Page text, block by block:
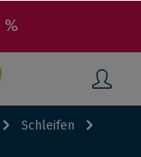
%
Schleifen